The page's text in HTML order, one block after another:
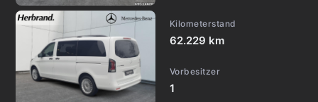
Kilometerstand
62.229 km
Vorbesitzer
1